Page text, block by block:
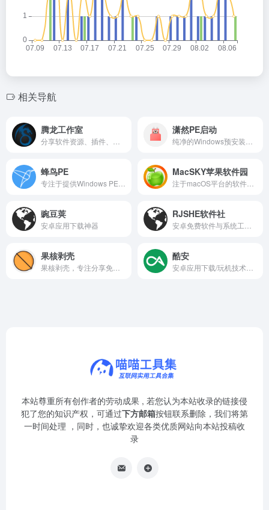
相关导航
腾龙工作室 潇然PE启动
蜂鸟PE MacSKY苹果软件园
豌豆荚
安卓应用下载神器
RJSHE软件社
果核剥壳 酷安
本站尊重所有创作者的劳动成果 , 若您认为本站收录的链接侵
犯了您的知识产权，可通过下方邮箱按钮联系删除，我们将第
一时间处理 ，同时，也诚挚欢迎各类优质网站向本站投稿收
录